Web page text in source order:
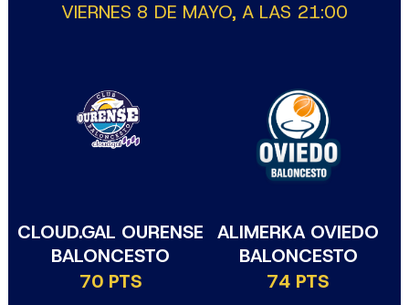
VIERNES 8 DE MAYO, A LAS 21:00
CLOUD.GAL OURENSE
BALONCESTO
70 PTS
ALIMERKA OVIEDO
BALONCESTO
74 PTS